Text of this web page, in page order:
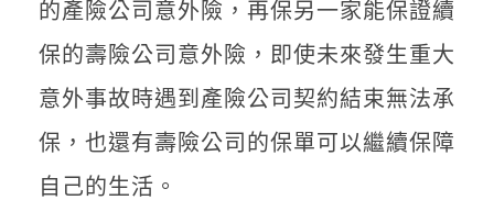
的產險公司意外險，再保另一家能保證續
保的壽險公司意外險，即使未來發生重大
意外事故時遇到產險公司契約結束無法承
保，也還有壽險公司的保單可以繼續保障
自己的生活。